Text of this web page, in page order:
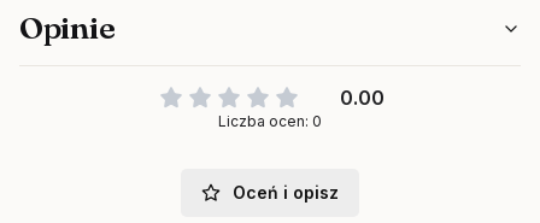
Opinie
0.00
Liczba ocen: 0
Oceń i opisz